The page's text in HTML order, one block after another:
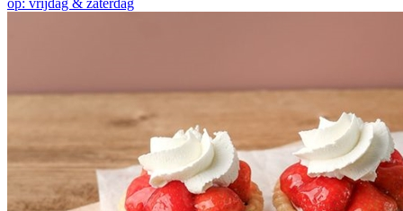
op: vrijdag & zaterdag